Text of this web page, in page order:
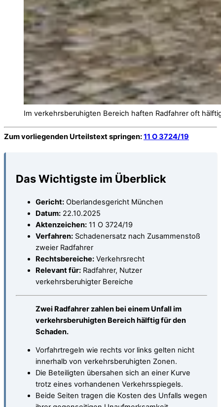
Im verkehrsberuhigten Bereich haften Radfahrer oft
Zum vorliegenden Urteilstext springen:11 O 3724/19
Das Wichtigste im Überblick
Gericht: Oberlandesgericht München
Datum: 22.10.2025
Aktenzeichen: 11 O 3724/19
Verfahren: Schadenersatz nach Zusammenstoß
zweier Radfahrer
Rechtsbereiche: Verkehrsrecht
Relevant für: Radfahrer, Nutzer
verkehrsberuhigter Bereiche
Zwei Radfahrer zahlen bei einem Unfall im
verkehrsberuhigten Bereich hälftig für den
Schaden.
Vorfahrtregeln wie rechts vor links gelten nicht
innerhalb von verkehrsberuhigten Zonen.
Die Beteiligten übersahen sich an einer Kurve
trotz eines vorhandenen Verkehrsspiegels.
Beide Seiten tragen die Kosten des Unfalls wegen